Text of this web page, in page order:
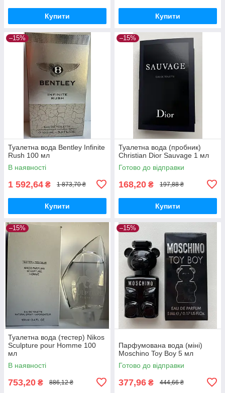
Купити Купити
–15%
Туалетна вода Bentley Infinite
Rush 100 мл
В наявності
1 592,64 ₴ 1 873,70 ₴
Купити
–15%
Туалетна вода (пробник)
Christian Dior Sauvage 1 мл
Готово до відправки
168,20 ₴ 197,88 ₴
Купити
–15%
Туалетна вода (тестер) Nikos
Sculpture pour Homme 100
мл
В наявності
753,20 ₴ 886,12 ₴
–15%
Парфумована вода (міні)
Moschino Toy Boy 5 мл
Готово до відправки
377,96 ₴ 444,66 ₴